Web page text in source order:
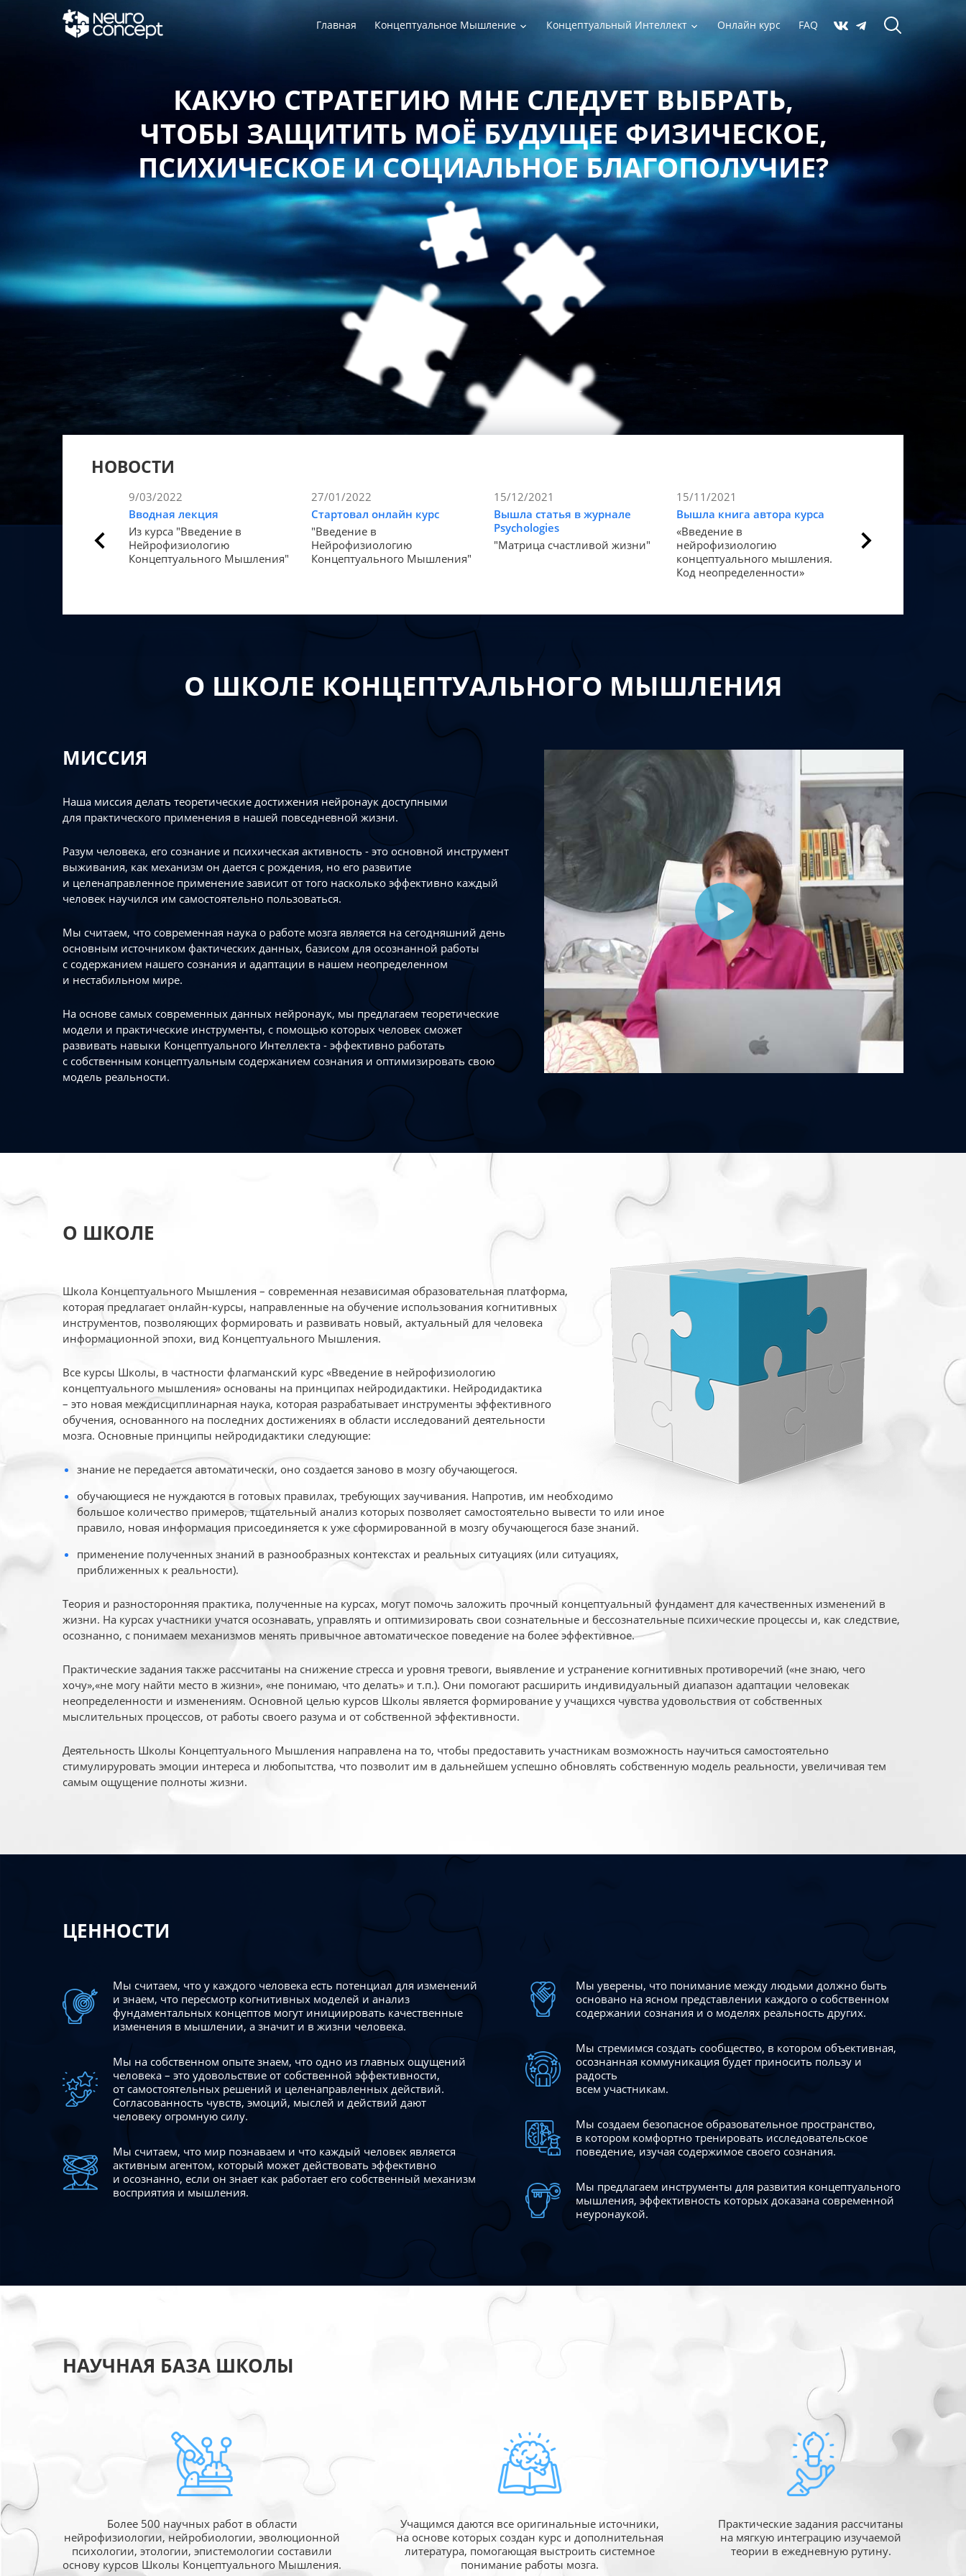
Главная Концептуальное Мышление Концептуальный Интеллект Онлайн курс FAQ
КАКУЮ СТРАТЕГИЮ МНЕ СЛЕДУЕТ ВЫБРАТЬ,
ЧТОБЫ ЗАЩИТИТЬ МОЁ БУДУЩЕЕ ФИЗИЧЕСКОЕ,
ПСИХИЧЕСКОЕ И СОЦИАЛЬНОЕ БЛАГОПОЛУЧИЕ?
НОВОСТИ
9/03/2022
Вводная лекция
Из курса "Введение в
Нейрофизиологию
Концептуального Мышления"
27/01/2022
Стартовал онлайн курс
"Введение в
Нейрофизиологию
Концептуального Мышления"
15/12/2021
Вышла статья в журнале
Psychologies
"Матрица счастливой жизни"
15/11/2021
Вышла книга автора курса
«Введение в
нейрофизиологию
концептуального мышления.
Код неопределенности»
Статья в Forbes
Как мозг
«счастье».
О ШКОЛЕ КОНЦЕПТУАЛЬНОГО МЫШЛЕНИЯ
МИССИЯ
Наша миссия делать теоретические достижения нейронаук доступными
для практического применения в нашей повседневной жизни.
Разум человека, его сознание и психическая активность - это основной инструмент
выживания, как механизм он дается с рождения, но его развитие
и целенаправленное применение зависит от того насколько эффективно каждый
человек научился им самостоятельно пользоваться.
Мы считаем, что современная наука о работе мозга является на сегодняшний день
основным источником фактических данных, базисом для осознанной работы
с содержанием нашего сознания и адаптации в нашем неопределенном
и нестабильном мире.
На основе самых современных данных нейронаук, мы предлагаем теоретические
модели и практические инструменты, с помощью которых человек сможет
развивать навыки Концептуального Интеллекта - эффективно работать
с собственным концептуальным содержанием сознания и оптимизировать свою
модель реальности.
О ШКОЛЕ
Школа Концептуального Мышления – современная независимая образовательная платформа,
которая предлагает онлайн-курсы, направленные на обучение использования когнитивных
инструментов, позволяющих формировать и развивать новый, актуальный для человека
информационной эпохи, вид Концептуального Мышления.
Все курсы Школы, в частности флагманский курс «Введение в нейрофизиологию
концептуального мышления» основаны на принципах нейродидактики. Нейродидактика
– это новая междисциплинарная наука, которая разрабатывает инструменты эффективного
обучения, основанного на последних достижениях в области исследований деятельности
мозга. Основные принципы нейродидактики следующие:
знание не передается автоматически, оно создается заново в мозгу обучающегося.
обучающиеся не нуждаются в готовых правилах, требующих заучивания. Напротив, им необходимо
большое количество примеров, тщательный анализ которых позволяет самостоятельно вывести то или иное
правило, новая информация присоединяется к уже сформированной в мозгу обучающегося базе знаний.
применение полученных знаний в разнообразных контекстах и реальных ситуациях (или ситуациях,
приближенных к реальности).
Теория и разносторонняя практика, полученные на курсах, могут помочь заложить прочный концептуальный фундамент для качественных изменений в
жизни. На курсах участники учатся осознавать, управлять и оптимизировать свои сознательные и бессознательные психические процессы и, как следствие,
осознанно, с понимаем механизмов менять привычное автоматическое поведение на более эффективное.
Практические задания также рассчитаны на снижение стресса и уровня тревоги, выявление и устранение когнитивных противоречий («не знаю, чего
хочу»,«не могу найти место в жизни», «не понимаю, что делать» и т.п.). Они помогают расширить индивидуальный диапазон адаптации человекак
неопределенности и изменениям. Основной целью курсов Школы является формирование у учащихся чувства удовольствия от собственных
мыслительных процессов, от работы своего разума и от собственной эффективности.
Деятельность Школы Концептуального Мышления направлена на то, чтобы предоставить участникам возможность научиться самостоятельно
стимулируровать эмоции интереса и любопытства, что позволит им в дальнейшем успешно обновлять собственную модель реальности, увеличивая тем
самым ощущение полноты жизни.
ЦЕННОСТИ
Мы считаем, что у каждого человека есть потенциал для изменений
и знаем, что пересмотр когнитивных моделей и анализ
фундаментальных концептов могут инициировать качественные
изменения в мышлении, а значит и в жизни человека.
Мы на собственном опыте знаем, что одно из главных ощущений
человека – это удовольствие от собственной эффективности,
от самостоятельных решений и целенаправленных действий.
Согласованность чувств, эмоций, мыслей и действий дают
человеку огромную силу.
Мы считаем, что мир познаваем и что каждый человек является
активным агентом, который может действовать эффективно
и осознанно, если он знает как работает его собственный механизм
восприятия и мышления.
Мы уверены, что понимание между людьми должно быть
основано на ясном представлении каждого о собственном
содержании сознания и о моделях реальность других.
Мы стремимся создать сообщество, в котором объективная,
осознанная коммуникация будет приносить пользу и
радость
всем участникам.
Мы создаем безопасное образовательное пространство,
в котором комфортно тренировать исследовательское
поведение, изучая содержимое своего сознания.
Мы предлагаем инструменты для развития концептуального
мышления, эффективность которых доказана современной
неуронаукой.
НАУЧНАЯ БАЗА ШКОЛЫ
Более 500 научных работ в области
нейрофизиологии, нейробиологии, эволюционной
психологии, этологии, эпистемологии составили
основу курсов Школы Концептуального Мышления.
Учащимся даются все оригинальные источники,
на основе которых создан курс и дополнительная
литература, помогающая выстроить системное
понимание работы мозга.
Практические задания рассчитаны
на мягкую интеграцию изучаемой
теории в ежедневную рутину.